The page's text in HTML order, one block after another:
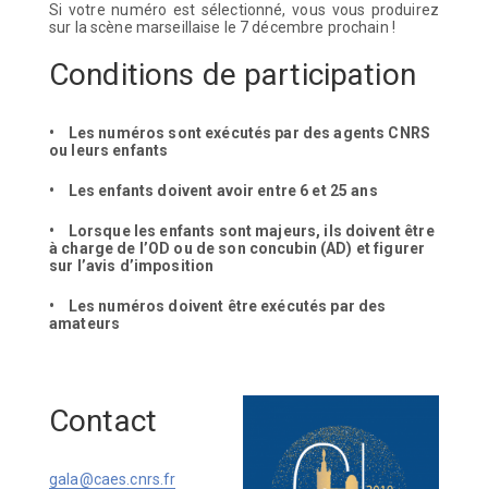
Si votre numéro est sélectionné, vous vous produirez
sur la scène marseillaise le 7 décembre prochain !
Conditions de participation
• Les numéros sont exécutés par des agents CNRS
ou leurs enfants
• Les enfants doivent avoir entre 6 et 25 ans
• Lorsque les enfants sont majeurs, ils doivent être
à charge de l’OD ou de son concubin (AD) et figurer
sur l’avis d’imposition
• Les numéros doivent être exécutés par des
amateurs
Contact
gala@caes.cnrs.fr